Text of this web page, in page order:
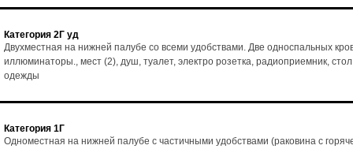
Категория 2Г уд
Двухместная на нижней палубе со всеми удобствами. Две односпальных
иллюминаторы., мест (2), душ, туалет, электро розетка, радиоприемник,
одежды
Категория 1Г
Одноместная на нижней палубе с частичными удобствами (раковина с